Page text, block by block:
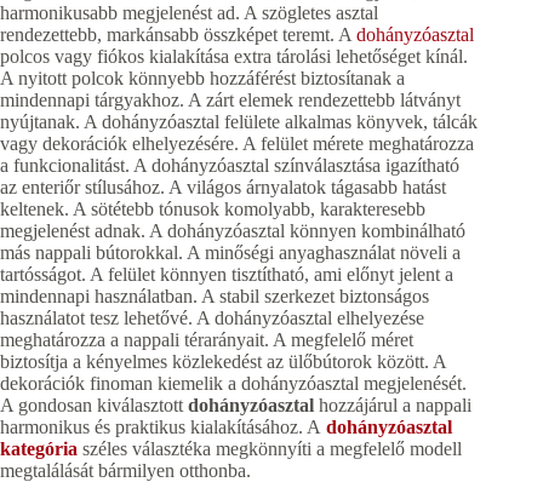
harmonikusabb megjelenést ad. A szögletes asztal
rendezettebb, markánsabb összképet teremt. A dohányzóasztal
polcos vagy fiókos kialakítása extra tárolási lehetőséget kínál.
A nyitott polcok könnyebb hozzáférést biztosítanak a
mindennapi tárgyakhoz. A zárt elemek rendezettebb látványt
nyújtanak. A dohányzóasztal felülete alkalmas könyvek, tálcák
vagy dekorációk elhelyezésére. A felület mérete meghatározza
a funkcionalitást. A dohányzóasztal színválasztása igazítható
az enteriőr stílusához. A világos árnyalatok tágasabb hatást
keltenek. A sötétebb tónusok komolyabb, karakteresebb
megjelenést adnak. A dohányzóasztal könnyen kombinálható
más nappali bútorokkal. A minőségi anyaghasználat növeli a
tartósságot. A felület könnyen tisztítható, ami előnyt jelent a
mindennapi használatban. A stabil szerkezet biztonságos
használatot tesz lehetővé. A dohányzóasztal elhelyezése
meghatározza a nappali térarányait. A megfelelő méret
biztosítja a kényelmes közlekedést az ülőbútorok között. A
dekorációk finoman kiemelik a dohányzóasztal megjelenését.
A gondosan kiválasztott dohányzóasztal hozzájárul a nappali
harmonikus és praktikus kialakításához. A dohányzóasztal
kategória széles választéka megkönnyíti a megfelelő modell
megtalálását bármilyen otthonba.